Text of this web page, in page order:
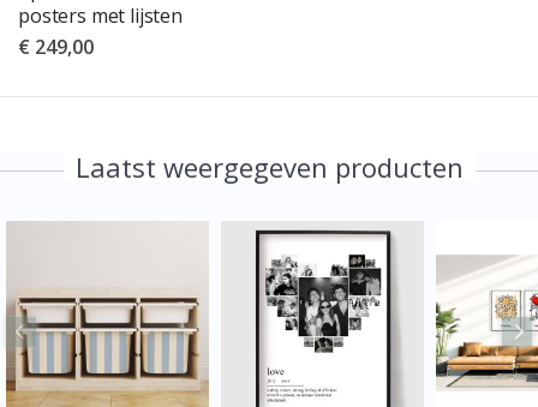
posters met lijsten
€ 249,00
Laatst weergegeven producten